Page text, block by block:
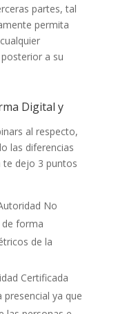
partes, tal
permita
a su
Digital y
al respecto,
las diferencias
te dejo 3 puntos
No
de forma
de la
Certificada
ya que